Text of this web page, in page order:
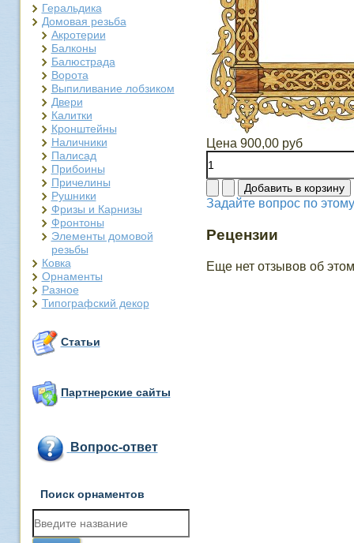
Геральдика
Домовая резьба
Акротерии
Балконы
Балюстрада
Ворота
Выпиливание лобзиком
Двери
Калитки
Кронштейны
Наличники
Палисад
Прибоины
Причелины
Рушники
Фризы и Карнизы
Фронтоны
Элементы домовой
резьбы
Ковка
Орнаменты
Разное
Типографский декор
Статьи
Партнерские сайты
Вопрос-ответ
Поиск орнаментов
Цена 900,00 руб
Задайте вопрос по
Рецензии
Еще нет отзывов об